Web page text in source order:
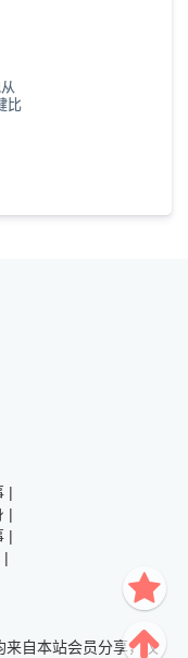
比
|
|
|
|
来自本站会员分享，仅